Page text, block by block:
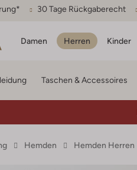
30 Tage Rückgaberecht
Damen Herren Kinder
Taschen & Accessoires
Hemden Hemden Herren